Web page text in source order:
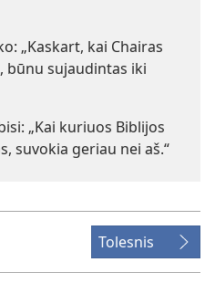
„Kaskart, kai Chairas
būnu sujaudintas iki
„Kai kuriuos Biblijos
suvokia geriau nei aš.“
Tolesnis